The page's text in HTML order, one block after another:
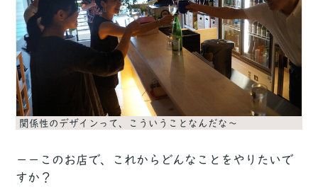
関係性のデザインって、こういうことなんだな〜
－－このお店で、これからどんなことをやりたいで
すか？